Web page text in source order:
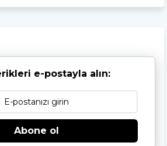
e-postayla alın:
Abone ol